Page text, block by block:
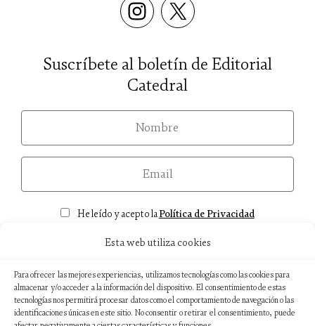
Esta web utiliza cookies
Para ofrecer las mejores experiencias, utilizamos tecnologías como las cookies para
almacenar y/o acceder a la información del dispositivo. El consentimiento de estas
tecnologías nos permitirá procesar datos como el comportamiento de navegación o las
identificaciones únicas en este sitio. No consentir o retirar el consentimiento, puede
Suscríbete al boletín de Editorial
Catedral
ConsentimientoHe leído y acepto laPolítica de Privacidad
Aviso legal